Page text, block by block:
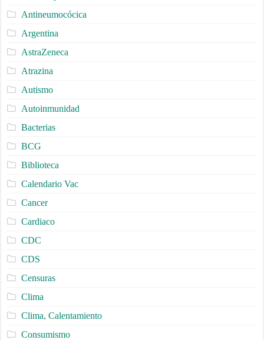
Antineumocócica
Argentina
AstraZeneca
Atrazina
Autismo
Autoinmunidad
Bacterias
BCG
Biblioteca
Calendario Vac
Cancer
Cardiaco
CDC
CDS
Censuras
Clima
Clima, Calentamiento
Consumismo